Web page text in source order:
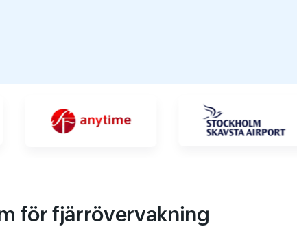
för fjärrövervakning